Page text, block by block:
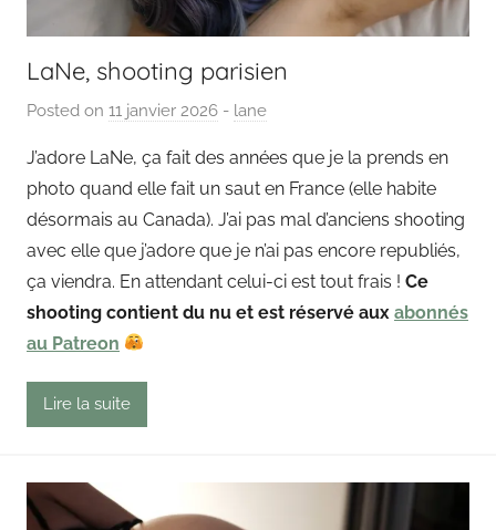
LaNe, shooting parisien
Posted on 11 janvier 2026 b
P
a
i
n
g
o
- lane
J’adore LaNe, ça fait des années que je la prends en
photo quand elle fait un saut en France (elle habite
désormais au Canada). J’ai pas mal d’anciens shooting
avec elle que j’adore que je n’ai pas encore republiés,
ça viendra. En attendant celui-ci est tout frais ! Ce
shooting contient du nu et est réservé aux abonnés
au Patreon
Lire la suite